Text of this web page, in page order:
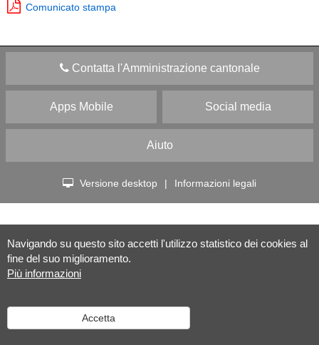
Navigando su questo sito accetti l'utilizzo statistico dei cookies al
fine del suo miglioramento.
Più informazioni
Accetta
Comunicato stampa
Contatta l'Amministrazione cantonale
Apps Mobile Social media
Aiuto
Versione desktop | Informazioni legali